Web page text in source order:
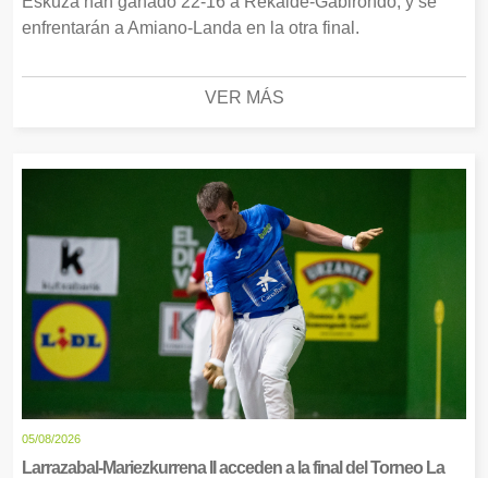
enfrentarán a Amiano-Landa en la otra final.
VER MÁS
05/08/2026
Larrazabal-Mariezkurrena II acceden a la final del Torneo La